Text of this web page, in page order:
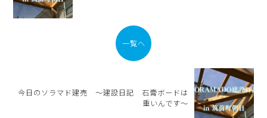
一覧へ
今日のソラマド建売 ～建設日記 石膏ボードは
重いんです～